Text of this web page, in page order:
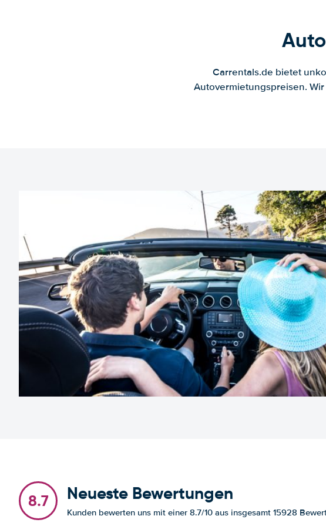
Carrentals.de bietet
Autovermietungspreisen.
8.7 Neueste Bewertungen
Kunden bewerten uns mit einer 8.7/10 aus insgesamt 15928